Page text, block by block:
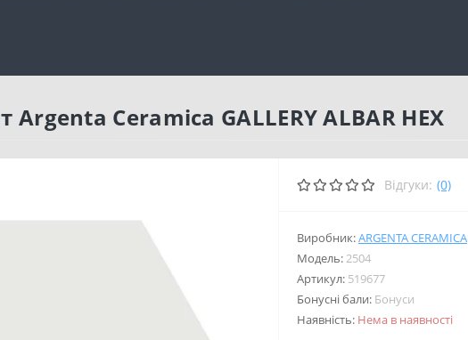
Ceramica GALLERY ALBAR HEX
Відгуки: (0)
Виробник:ARGENTA CERAMICA
Модель:2504
Артикул: 519677
Бонусні бали: Бонуси
Наявність: Нема в наявності